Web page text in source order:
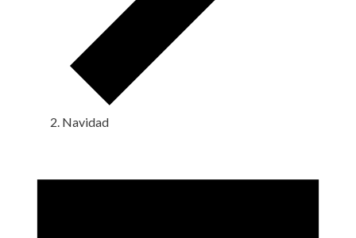
Navidad